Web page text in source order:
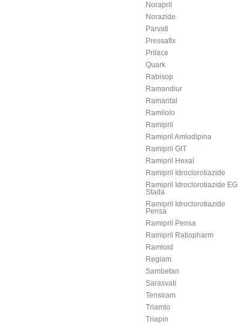
Norapril
Norazide
Parvati
Pressafix
Prilace
Quark
Rabisop
Ramandiur
Ramantal
Ramilolo
Ramipril
Ramipril Amlodipina
Ramipril GIT
Ramipril Hexal
Ramipril Idroclorotiazide
Ramipril Idroclorotiazide EG
Stada
Ramipril Idroclorotiazide
Pensa
Ramipril Pensa
Ramipril Ratiopharm
Ramloid
Regiam
Sambetan
Sarasvati
Tensiram
Triamlo
Triapin